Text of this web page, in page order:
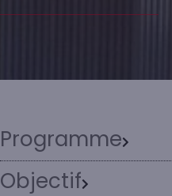
Programme
Objectif